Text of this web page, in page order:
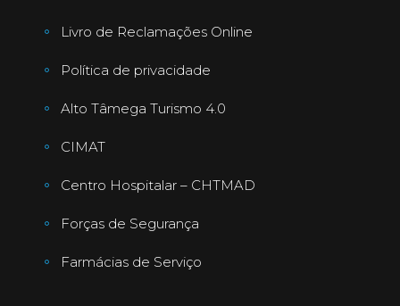
Livro de Reclamações Online
Política de privacidade
Alto Tâmega Turismo 4.0
CIMAT
Centro Hospitalar – CHTMAD
Forças de Segurança
Farmácias de Serviço